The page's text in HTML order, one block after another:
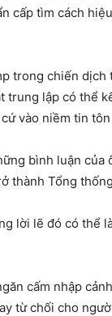
cấp tìm cách
trong chiến dịch
trung lập có thể
vào niềm tin
bình luận của
thành Tổng
lời lẽ đó có thể
cấm nhập
từ chối cho